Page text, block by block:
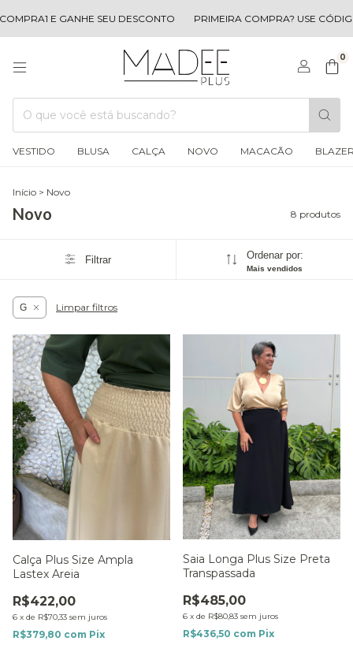
E GANHE SEU DESCONTO PRIMEIRA COMPRA? USE CÓDIGO
0
VESTIDO BLUSA CALÇA NOVO MACACÃO
Início > Novo
Novo 8 produtos
Filtrar Ordenar por:
Mais vendidos
G Limpar filtros
Calça Plus Size Ampla
Lastex Areia
R$422,00
6 x de R$70,33 sem juros
R$379,80 com Pix
Saia Longa Plus Size Preta
Transpassada
R$485,00
6 x de R$80,83 sem juros
R$436,50 com Pix